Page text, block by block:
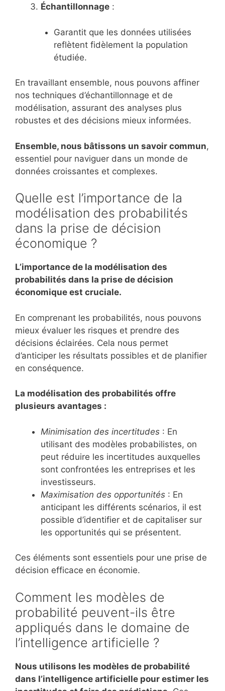
Échantillonnage :
Garantit que les données utilisées
reflètent fidèlement la population
étudiée.
En travaillant ensemble, nous pouvons affiner
nos techniques d’échantillonnage et de
modélisation, assurant des analyses plus
robustes et des décisions mieux informées.
Ensemble, nous bâtissons un savoir commun,
essentiel pour naviguer dans un monde de
données croissantes et complexes.
Quelle est l’importance de la
modélisation des probabilités
dans la prise de décision
économique ?
L’importance de la modélisation des
probabilités dans la prise de décision
économique est cruciale.
En comprenant les probabilités, nous pouvons
mieux évaluer les risques et prendre des
décisions éclairées. Cela nous permet
d’anticiper les résultats possibles et de planifier
en conséquence.
La modélisation des probabilités offre
plusieurs avantages :
Minimisation des incertitudes : En
utilisant des modèles probabilistes, on
peut réduire les incertitudes auxquelles
sont confrontées les entreprises et les
investisseurs.
Maximisation des opportunités : En
anticipant les différents scénarios, il est
possible d’identifier et de capitaliser sur
les opportunités qui se présentent.
Ces éléments sont essentiels pour une prise de
décision efficace en économie.
Comment les modèles de
probabilité peuvent-ils être
appliqués dans le domaine de
l’intelligence artificielle ?
Nous utilisons les modèles de probabilité
dans l’intelligence artificielle pour estimer les